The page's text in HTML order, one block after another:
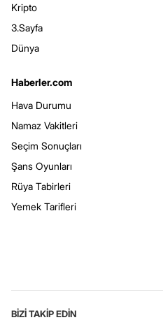
Kripto
3.Sayfa
Dünya
Haberler.com
Hava Durumu
Namaz Vakitleri
Seçim Sonuçları
Şans Oyunları
Rüya Tabirleri
Yemek Tarifleri
BİZİ TAKİP EDİN